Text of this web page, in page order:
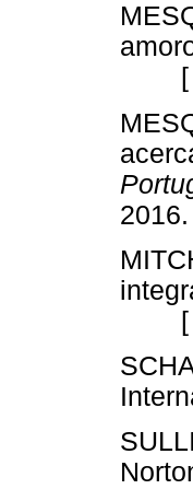
[
[